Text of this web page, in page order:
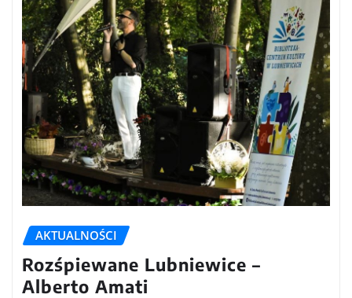
AKTUALNOŚCI
Rozśpiewane Lubniewice –
Alberto Amati